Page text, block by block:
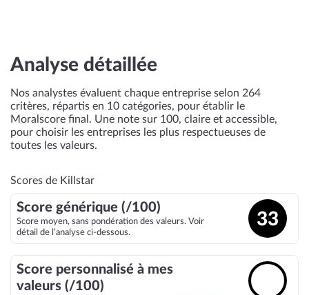
Analyse détaillée
Nos analystes évaluent chaque entreprise selon 264
critères, répartis en 10 catégories, pour établir le
Moralscore final. Une note sur 100, claire et accessible,
pour choisir les entreprises les plus respectueuses de
toutes les valeurs.
Scores de Killstar
Score générique (/100)
Score moyen, sans pondération des valeurs. Voir
détail de l’analyse ci-dessous.
33
Score personnalisé à mes
valeurs (/100)